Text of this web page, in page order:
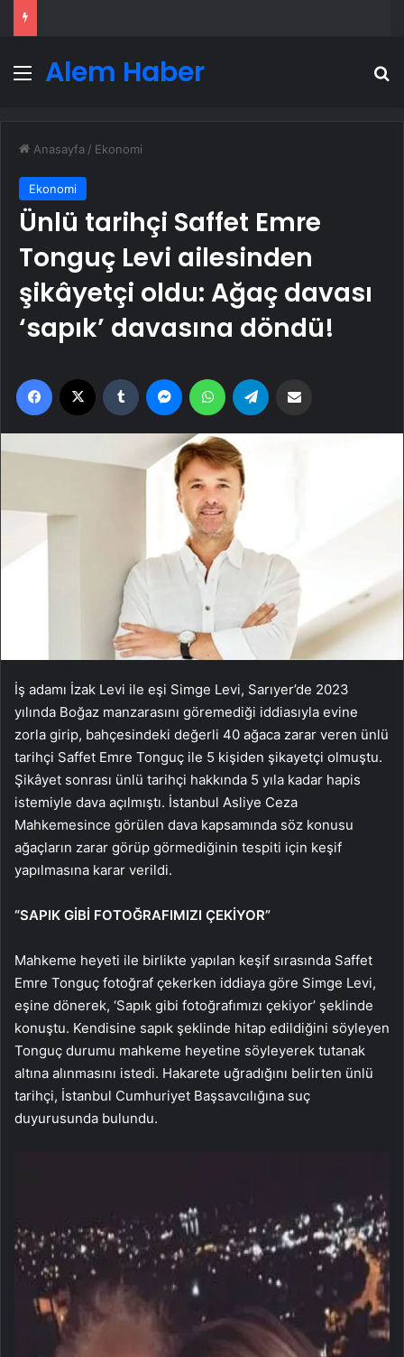
MenüAlem Haber
Anasayfa / Ekonomi
Ekonomi
Ünlü tarihçi Saffet Emre
Tonguç Levi ailesinden
şikâyetçi oldu: Ağaç davası
‘sapık’ davasına döndü!
Facebook Tumblr MessengerWhatsApp
İş adamı İzak Levi ile eşi Simge Levi, Sarıyer’de 2023
yılında Boğaz manzarasını göremediği iddiasıyla evine
zorla girip, bahçesindeki değerli 40 ağaca zarar veren ünlü
tarihçi Saffet Emre Tonguç ile 5 kişiden şikayetçi olmuştu.
Şikâyet sonrası ünlü tarihçi hakkında 5 yıla kadar hapis
istemiyle dava açılmıştı. İstanbul Asliye Ceza
Mahkemesince görülen dava kapsamında söz konusu
ağaçların zarar görüp görmediğinin tespiti için keşif
yapılmasına karar verildi.
“SAPIK GİBİ FOTOĞRAFIMIZI ÇEKİYOR”
Mahkeme heyeti ile birlikte yapılan keşif sırasında Saffet
Emre Tonguç fotoğraf çekerken iddiaya göre Simge Levi,
eşine dönerek, ‘Sapık gibi fotoğrafımızı çekiyor’ şeklinde
konuştu. Kendisine sapık şeklinde hitap edildiğini söyleyen
Tonguç durumu mahkeme heyetine söyleyerek tutanak
altına alınmasını istedi. Hakarete uğradığını belirten ünlü
tarihçi, İstanbul Cumhuriyet Başsavcılığına suç
duyurusunda bulundu.